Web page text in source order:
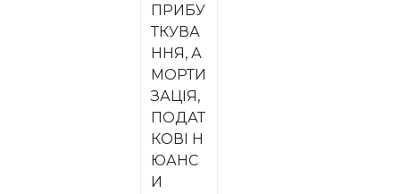
ПРИБУ
ТКУВА
ННЯ, А
МОРТИ
ЗАЦІЯ,
ПОДАТ
КОВІ Н
ЮАНС
И